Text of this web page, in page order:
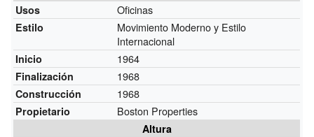
Usos
Oficinas
Estilo
Movimiento Moderno y Estilo
Internacional
Inicio 1964
Finalización 1968
Construcción 1968
Propietario Boston Properties
Altura